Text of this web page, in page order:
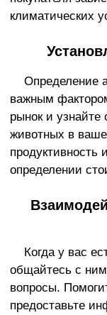
климатических
Определение
важным
рынок и узнайте
животных в
продуктивность
определении
Когда у вас
общайтесь с
вопросы.
предоставьте